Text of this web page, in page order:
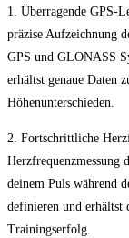
1. Überragende⁢ GPS-
präzise Aufzeichnung
GPS und GLONASS
‍erhältst genaue⁤ Daten
Höhenunterschieden.
2. Fortschrittliche
deinem Puls während
definieren und erhältst
Trainingserfolg.